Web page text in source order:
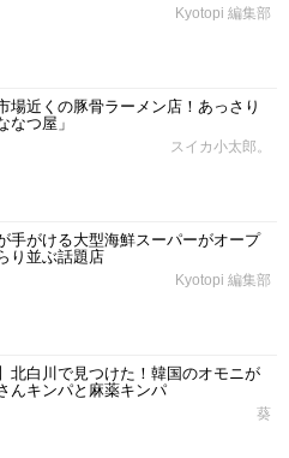
Kyotopi 編集部
場近くの豚骨ラーメン店！あっさり
なつ屋」
スイカ小太郎。
手がける大型海鮮スーパーがオープ
り並ぶ話題店
Kyotopi 編集部
北白川で見つけた！韓国のオモニが
んキンパと麻薬キンパ
葵